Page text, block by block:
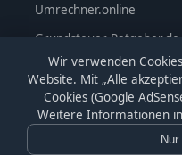
Umrechner.online
Grundsteuer-Ratgeber.de
ronnybrummer.de
KI-Katalog.de
Wir verwenden
Website. Mit „Alle
Cookies (Google
Weitere Informationen